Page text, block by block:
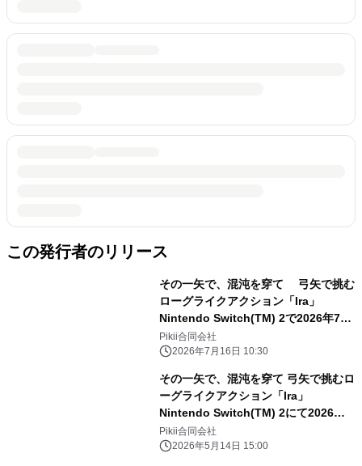
この発行者のリリース
その一矢で、混沌を穿て 弓矢で挑む
ローグライクアクション「Ira」
Nintendo Switch(TM) 2で2026年7月
30日(木)配信決定！
Pikii合同会社
2026年7月16日 10:30
その一矢で、混沌を穿て 弓矢で挑むロ
ーグライクアクション「Ira」
Nintendo Switch(TM) 2にて2026年
夏配信決定！
Pikii合同会社
2026年5月14日 15:00